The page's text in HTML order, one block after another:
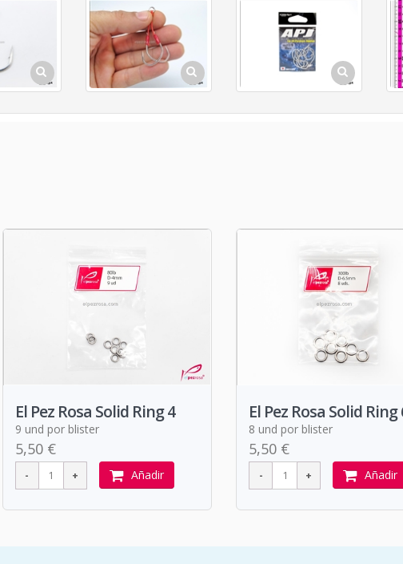
El Pez Rosa Solid Ring 4
9 und por blister
5,50 €
Añadir
El Pez Rosa Solid Ring
8 und por blister
5,50 €
Añadir